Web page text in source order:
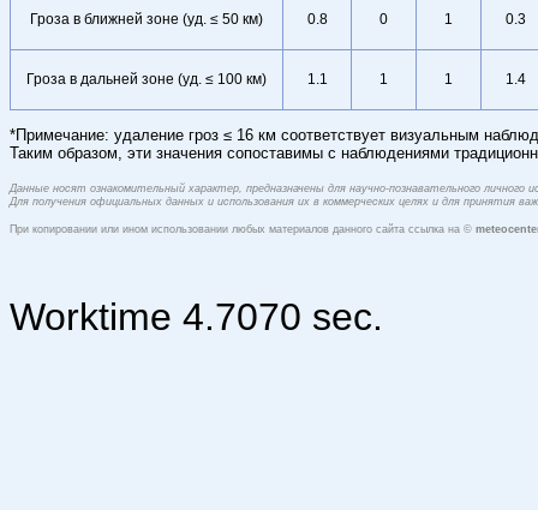
Гроза в ближней зоне (уд. ≤ 50 км) 0.8 0 1 0.3
Гроза в дальней зоне (уд. ≤ 100 км) 1.1 1 1 1.4
*Примечание: удаление гроз ≤ 16 км соответствует визуальным
Таким образом, эти значения сопоставимы с наблюдениями
Данные носят ознакомительный характер, предназначены для научно-познавательного личного
Для получения официальных данных и использования их в коммерческих целях и для
При копировании или ином использовании любых материалов данного сайта ссылка на ©
Worktime 4.7070 sec.